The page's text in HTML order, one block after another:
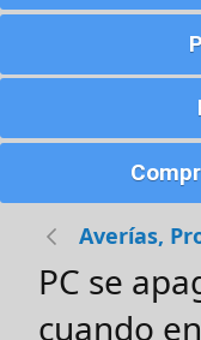
Averías,
PC se
cuando